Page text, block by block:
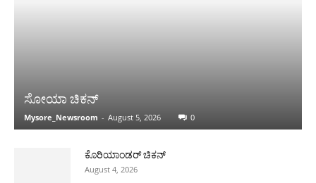
ಸೋಯಾ ಚಿಕನ್
Mysore_Newsroom - August 5, 2026 0
ಕೊರಿಯಾಂಡರ್ ಚಿಕನ್
August 4, 2026